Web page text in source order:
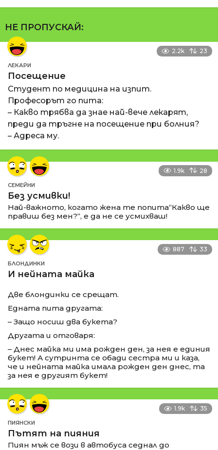
НЕ ПРОПУСКАЙ:
2.2k 23
ЛЕКАРИ
Посещение
Студент по медицина на изпит.
Професорът го пита:
– Какво трябва да знае най-вече лекарят,
преди да тръгне на посещение при болния?
– Адреса му.
1.9k 28
СЕМЕЙНИ
Без усмивки!
Най-важното, когато жена те попита“Какво ще
правиш без мен?“, е да не се усмихваш!
887 33
БЛОНДИНКИ
И нейната майка
Две блондинки се срещат.
Едната пита другата:
– Защо носиш два букета?
Другата и отговаря:
– Днес майка ми има рожден ден, за нея е единия
букет! А сутринта се обади сестра ми и каза,
че и нейната майка имала рожден ден днес, та
за нея е другият букет!
1.9k 35
ПИЯНСКИ
Пътят на пияния
Пиян мъж се вози в автобуса седнал до